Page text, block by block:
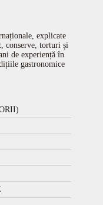
explicate
conserve, torturi și
de experiență în
gastronomice